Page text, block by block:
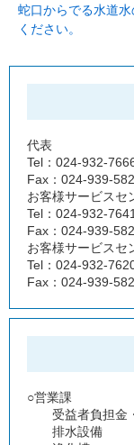
蛇口からでる水道
ください。
代表
Tel：024-932-
Fax：024-939-
お客様サービスセ
Tel：024-932-7641
Fax：024-939-
お客様サービスセ
Tel：024-932-
Fax：024-939-
○営業課
受益者負担金
排水設備